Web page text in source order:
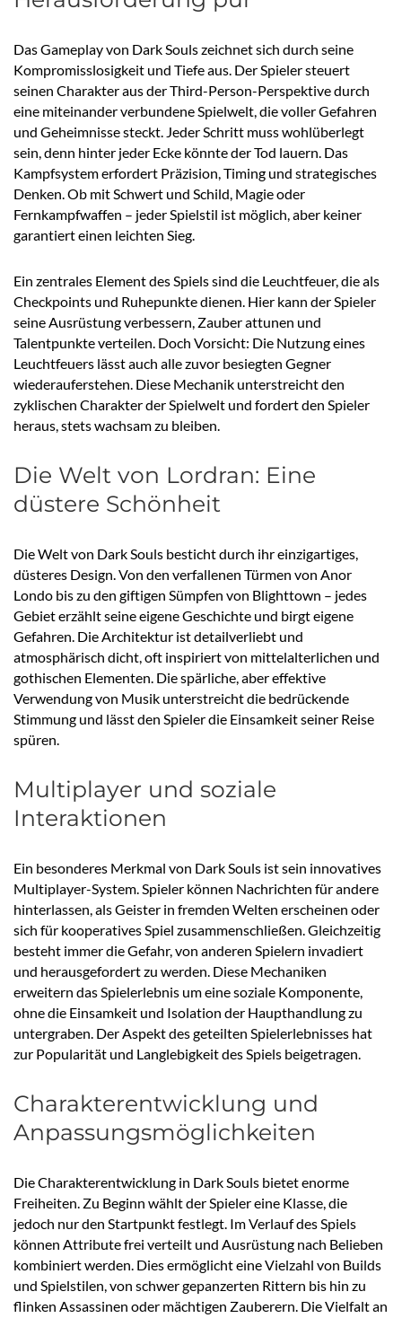
Das Gameplay von Dark Souls zeichnet sich durch seine
Kompromisslosigkeit und Tiefe aus. Der Spieler steuert
seinen Charakter aus der Third-Person-Perspektive durch
eine miteinander verbundene Spielwelt, die voller Gefahren
und Geheimnisse steckt. Jeder Schritt muss wohlüberlegt
sein, denn hinter jeder Ecke könnte der Tod lauern. Das
Kampfsystem erfordert Präzision, Timing und strategisches
Denken. Ob mit Schwert und Schild, Magie oder
Fernkampfwaffen – jeder Spielstil ist möglich, aber keiner
garantiert einen leichten Sieg.
Ein zentrales Element des Spiels sind die Leuchtfeuer, die als
Checkpoints und Ruhepunkte dienen. Hier kann der Spieler
seine Ausrüstung verbessern, Zauber attunen und
Talentpunkte verteilen. Doch Vorsicht: Die Nutzung eines
Leuchtfeuers lässt auch alle zuvor besiegten Gegner
wiederauferstehen. Diese Mechanik unterstreicht den
zyklischen Charakter der Spielwelt und fordert den Spieler
heraus, stets wachsam zu bleiben.
Die Welt von Lordran: Eine
düstere Schönheit
Die Welt von Dark Souls besticht durch ihr einzigartiges,
düsteres Design. Von den verfallenen Türmen von Anor
Londo bis zu den giftigen Sümpfen von Blighttown – jedes
Gebiet erzählt seine eigene Geschichte und birgt eigene
Gefahren. Die Architektur ist detailverliebt und
atmosphärisch dicht, oft inspiriert von mittelalterlichen und
gothischen Elementen. Die spärliche, aber effektive
Verwendung von Musik unterstreicht die bedrückende
Stimmung und lässt den Spieler die Einsamkeit seiner Reise
spüren.
Multiplayer und soziale
Interaktionen
Ein besonderes Merkmal von Dark Souls ist sein innovatives
Multiplayer-System. Spieler können Nachrichten für andere
hinterlassen, als Geister in fremden Welten erscheinen oder
sich für kooperatives Spiel zusammenschließen. Gleichzeitig
besteht immer die Gefahr, von anderen Spielern invadiert
und herausgefordert zu werden. Diese Mechaniken
erweitern das Spielerlebnis um eine soziale Komponente,
ohne die Einsamkeit und Isolation der Haupthandlung zu
untergraben. Der Aspekt des geteilten Spielerlebnisses hat
zur Popularität und Langlebigkeit des Spiels beigetragen.
Charakterentwicklung und
Anpassungsmöglichkeiten
Die Charakterentwicklung in Dark Souls bietet enorme
Freiheiten. Zu Beginn wählt der Spieler eine Klasse, die
jedoch nur den Startpunkt festlegt. Im Verlauf des Spiels
können Attribute frei verteilt und Ausrüstung nach Belieben
kombiniert werden. Dies ermöglicht eine Vielzahl von Builds
und Spielstilen, von schwer gepanzerten Rittern bis hin zu
flinken Assassinen oder mächtigen Zauberern. Die Vielfalt an